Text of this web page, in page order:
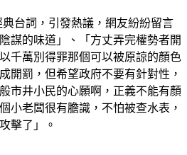
台詞，引發熱議，網友紛紛留言
謀的味道」、「方丈弄完權勢者開
千萬別得罪那個可以被原諒的顏色
開罰，但希望政府不要有針對性，
市井小民的心願啊，正義不能有顏
小老闆很有膽識，不怕被查水表，
擊了」。